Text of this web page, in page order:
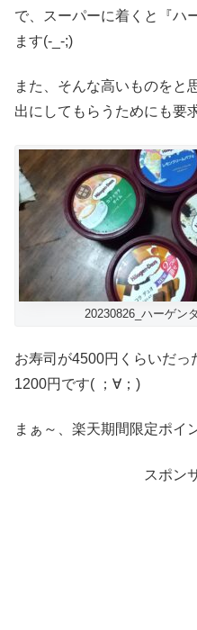
で、スーパーに着くと『ハ
ます(-_-;)
また、そんな高いものをと
出にしてもらうためにも要
20230826_ハーゲン
お寿司が4500円くらいだ
1200円です( ；∀；)
まぁ～、楽天期間限定ポイ
スポン